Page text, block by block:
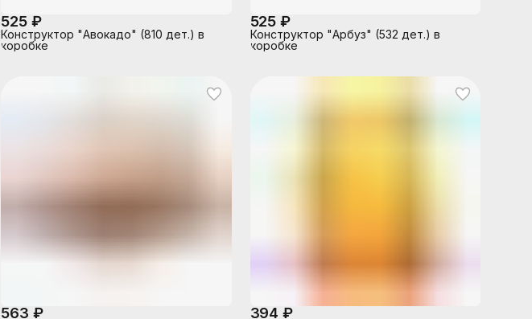
525 ₽
Конструктор "Авокадо" (810 дет.) в
коробке
525 ₽
Конструктор "Арбуз" (532 дет.) в
коробке
563 ₽ 394 ₽